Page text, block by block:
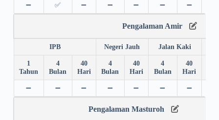
➖ ✅ ➖ ➖ ➖ ➖ ➖
Pengalaman Amir
IPB Negeri Jauh Jalan Kaki
1
Tahun
4
Bulan
40
Hari
4
Bulan
40
Hari
4
Bulan
40
Hari
➖ ➖ ➖ ➖ ➖ ➖ ➖
Pengalaman Masturoh